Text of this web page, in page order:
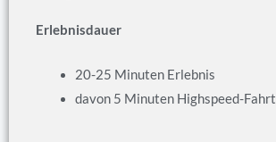
Erlebnisdauer
20-25 Minuten Erlebnis
davon 5 Minuten Highspeed-Fahrt